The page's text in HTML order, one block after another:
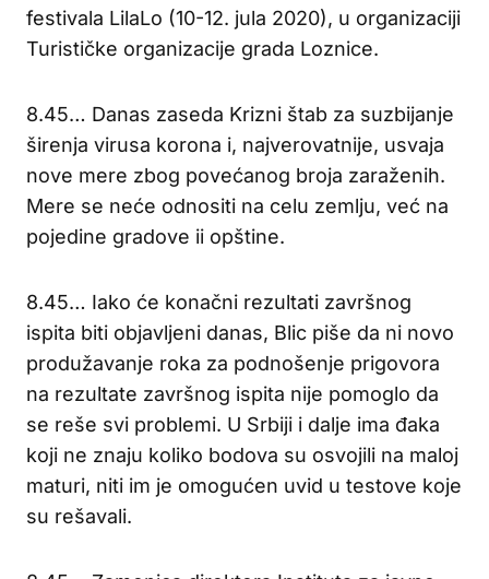
festivala LilaLo (10-12. jula 2020), u organizaciji
Turističke organizacije grada Loznice.
8.45… Danas zaseda Krizni štab za suzbijanje
širenja virusa korona i, najverovatnije, usvaja
nove mere zbog povećanog broja zaraženih.
Mere se neće odnositi na celu zemlju, već na
pojedine gradove ii opštine.
8.45… Iako će konačni rezultati završnog
ispita biti objavljeni danas, Blic piše da ni novo
produžavanje roka za podnošenje prigovora
na rezultate završnog ispita nije pomoglo da
se reše svi problemi. U Srbiji i dalje ima đaka
koji ne znaju koliko bodova su osvojili na maloj
maturi, niti im je omogućen uvid u testove koje
su rešavali.